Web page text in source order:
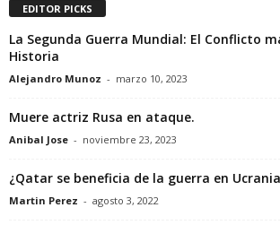
EDITOR PICKS
La Segunda Guerra Mundial: El Conflicto
Historia
Alejandro Munoz - marzo 10, 2023
Muere actriz Rusa en ataque.
Anibal Jose - noviembre 23, 2023
¿Qatar se beneficia de la guerra en
Martin Perez - agosto 3, 2022